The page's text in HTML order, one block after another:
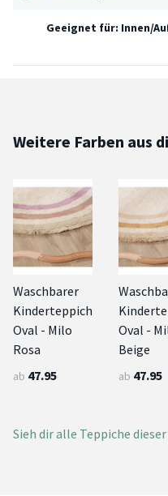
Geeignet für: Innen/
Weitere Farben aus
Waschbarer
Kinderteppich
Oval - Milo
Rosa
ab 47.95
Oval -
Beige
ab 47.95
Sieh dir alle Teppiche